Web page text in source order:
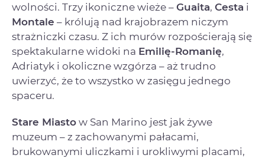
wolności. Trzy ikoniczne wieże – Guaita, Cesta i
Montale – królują nad krajobrazem niczym
strażniczki czasu. Z ich murów rozpościerają się
spektakularne widoki na Emilię-Romanię,
Adriatyk i okoliczne wzgórza – aż trudno
uwierzyć, że to wszystko w zasięgu jednego
spaceru.
Stare Miasto w San Marino jest jak żywe
muzeum – z zachowanymi pałacami,
brukowanymi uliczkami i urokliwymi placami,